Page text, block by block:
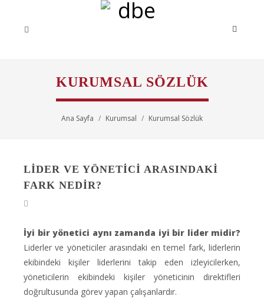
KURUMSAL SÖZLÜK
Ana Sayfa Kurumsal Kurumsal Sözlük
LIDER VE YÖNETICI ARASINDAKI
FARK NEDIR?
İyi bir yönetici aynı zamanda iyi bir lider midir?
Liderler ve yöneticiler arasındaki en temel fark, liderlerin
ekibindeki kişiler liderlerini takip eden izleyicilerken,
yöneticilerin ekibindeki kişiler yöneticinin direktifleri
doğrultusunda görev yapan çalışanlardır.